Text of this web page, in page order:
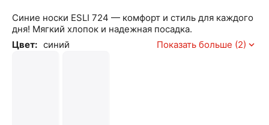
Синие носки ESLI 724 — комфорт и стиль для каждого
дня! Мягкий хлопок и надежная посадка.
Цвет: синий Показать больше (2)